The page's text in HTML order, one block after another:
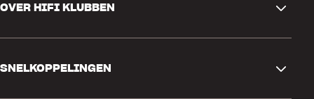
Ruilen en retourneren
Bestelling herroepen
OVER HIFI KLUBBEN
SNELKOPPELINGEN